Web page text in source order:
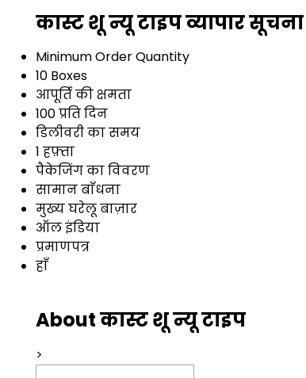
कास्ट शू न्यू टाइप व्यापार सूचना
Minimum Order Quantity
10 Boxes
आपूर्ति की क्षमता
100 प्रति दिन
डिलीवरी का समय
1 हफ़्ता
पैकेजिंग का विवरण
सामान बाँधना
मुख्य घरेलू बाज़ार
ऑल इंडिया
प्रमाणपत्र
हाँ
About कास्ट शू न्यू टाइप
>